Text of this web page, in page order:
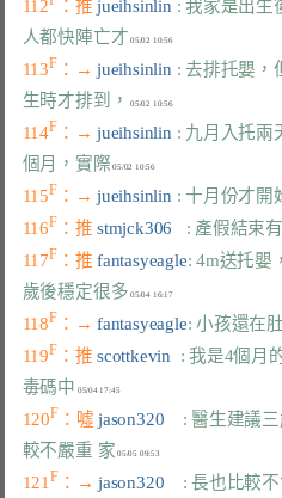
112 ：推 jueihsinlin : 我家是出生
人都快陣亡才
05/02 10:56
113F ：→ jueihsinlin : 去排托嬰，
生時才排到，
05/02 10:56
114F ：→ jueihsinlin : 九月入托兩
個月，實際
05/02 10:56
115F ：→ jueihsinlin : 十月份才開
116F ：推 stmjck306 : 產假結束
117F ：推 fantasyeagle: 4m送托嬰
歲後穩定很多
05/04 16:17
118F ：→ fantasyeagle: 小孩還在
119F ：推 scottkevin : 我是4個月
毒碼中
05/04 17:45
120F ：噓 jason320 : 醫生建議
較不嚴重 家
05/05 09:53
121 F ：→ jason320 : 長也比較